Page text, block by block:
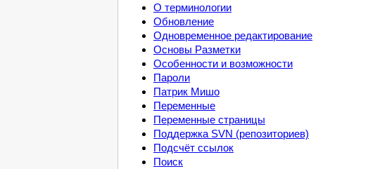
О терминологии
Обновление
Одновременное редактирование
Основы Разметки
Особенности и возможности
Пароли
Патрик Мишо
Переменные
Переменные страницы
Поддержка SVN (репозиториев)
Подсчёт ссылок
Поиск